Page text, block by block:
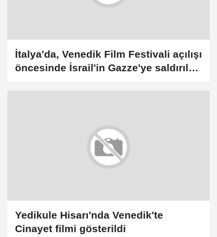
İtalya'da, Venedik Film Festivali açılışı
öncesinde İsrail'in Gazze'ye saldırıları
protesto edildi
Yedikule Hisarı'nda Venedik'te
Cinayet filmi gösterildi